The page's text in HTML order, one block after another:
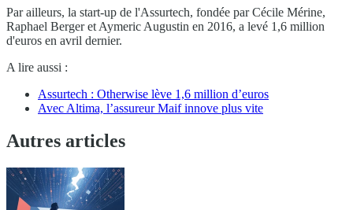
Par ailleurs, la start-up de l'Assurtech, fondée par Cécile Mérine,
Raphael Berger et Aymeric Augustin en 2016, a levé 1,6 million
d'euros en avril dernier.
A lire aussi :
Assurtech : Otherwise lève 1,6 million d’euros
Avec Altima, l’assureur Maif innove plus vite
Autres articles